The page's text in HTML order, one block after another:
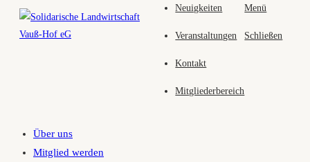
Neuigkeiten
Veranstaltungen
Kontakt
Mitgliederbereich
Menü
Schließen
Über uns
Mitglied werden